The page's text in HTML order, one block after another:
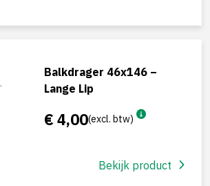
Balkdrager 46x146 –
Lange Lip
€ 4,00(excl. btw)
Bekijk product